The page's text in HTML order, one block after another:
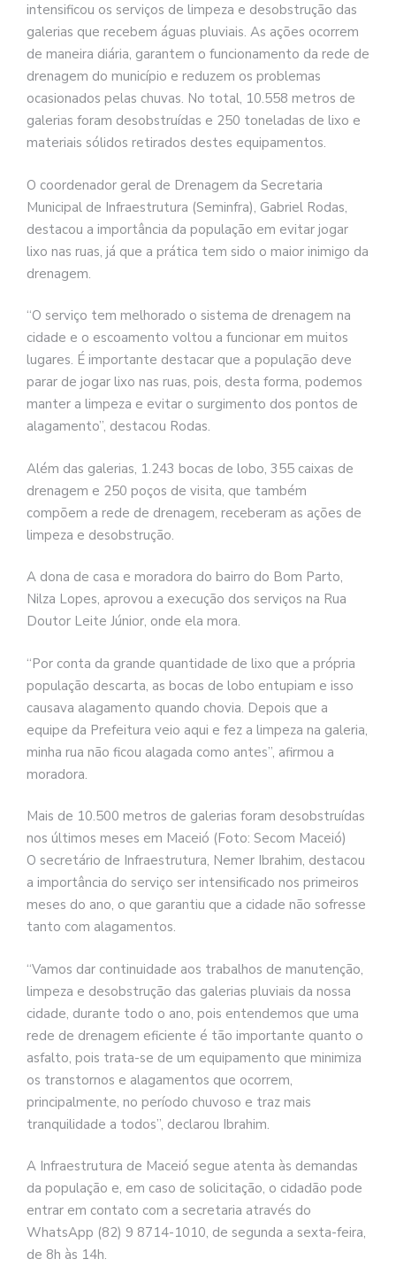
intensificou os serviços de limpeza e desobstrução das
galerias que recebem águas pluviais. As ações ocorrem
de maneira diária, garantem o funcionamento da rede de
drenagem do município e reduzem os problemas
ocasionados pelas chuvas. No total, 10.558 metros de
galerias foram desobstruídas e 250 toneladas de lixo e
materiais sólidos retirados destes equipamentos.
O coordenador geral de Drenagem da Secretaria
Municipal de Infraestrutura (Seminfra), Gabriel Rodas,
destacou a importância da população em evitar jogar
lixo nas ruas, já que a prática tem sido o maior inimigo da
drenagem.
“O serviço tem melhorado o sistema de drenagem na
cidade e o escoamento voltou a funcionar em muitos
lugares. É importante destacar que a população deve
parar de jogar lixo nas ruas, pois, desta forma, podemos
manter a limpeza e evitar o surgimento dos pontos de
alagamento”, destacou Rodas.
Além das galerias, 1.243 bocas de lobo, 355 caixas de
drenagem e 250 poços de visita, que também
compõem a rede de drenagem, receberam as ações de
limpeza e desobstrução.
A dona de casa e moradora do bairro do Bom Parto,
Nilza Lopes, aprovou a execução dos serviços na Rua
Doutor Leite Júnior, onde ela mora.
“Por conta da grande quantidade de lixo que a própria
população descarta, as bocas de lobo entupiam e isso
causava alagamento quando chovia. Depois que a
equipe da Prefeitura veio aqui e fez a limpeza na galeria,
minha rua não ficou alagada como antes”, afirmou a
moradora.
Mais de 10.500 metros de galerias foram desobstruídas
nos últimos meses em Maceió (Foto: Secom Maceió)
O secretário de Infraestrutura, Nemer Ibrahim, destacou
a importância do serviço ser intensificado nos primeiros
meses do ano, o que garantiu que a cidade não sofresse
tanto com alagamentos.
“Vamos dar continuidade aos trabalhos de manutenção,
limpeza e desobstrução das galerias pluviais da nossa
cidade, durante todo o ano, pois entendemos que uma
rede de drenagem eficiente é tão importante quanto o
asfalto, pois trata-se de um equipamento que minimiza
os transtornos e alagamentos que ocorrem,
principalmente, no período chuvoso e traz mais
tranquilidade a todos”, declarou Ibrahim.
A Infraestrutura de Maceió segue atenta às demandas
da população e, em caso de solicitação, o cidadão pode
entrar em contato com a secretaria através do
WhatsApp (82) 9 8714-1010, de segunda a sexta-feira,
de 8h às 14h.